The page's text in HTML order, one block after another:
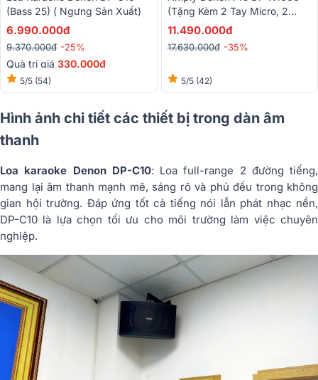
(Bass 25) ( Ngưng Sản Xuất)
6.990.000đ
9.370.000đ -25%
Quà trị giá 330.000đ
5/5 (54)
(tặng Kèm 2 Tay Micro, 2
Kênh, Class AB, 550W/CH -
11.490.000đ
17.630.000đ -35%
5/5 (42)
Hình ảnh chi tiết các thiết bị trong dàn âm
thanh
Loa karaoke Denon DP-C10: Loa full-range 2 đường tiếng,
mang lại âm thanh mạnh mẽ, sáng rõ và phủ đều trong không
gian hội trường. Đáp ứng tốt cả tiếng nói lẫn phát nhạc nền,
DP-C10 là lựa chọn tối ưu cho môi trường làm việc chuyên
nghiệp.